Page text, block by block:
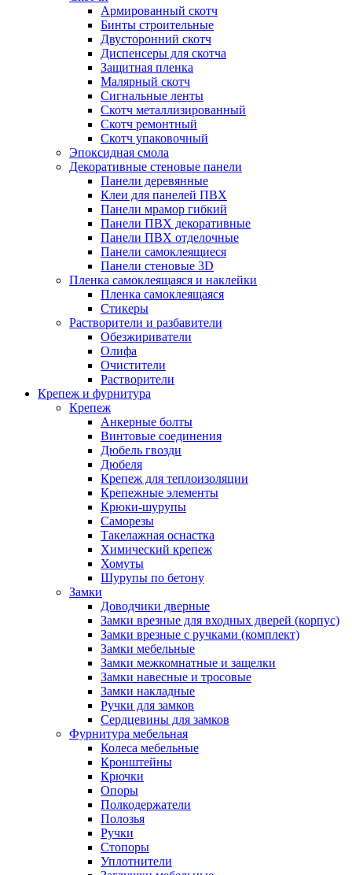
Армированный скотч
Бинты строительные
Двусторонний скотч
Диспенсеры для скотча
Защитная пленка
Малярный скотч
Сигнальные ленты
Скотч металлизированный
Скотч ремонтный
Скотч упаковочный
Эпоксидная смола
Декоративные стеновые панели
Панели деревянные
Клеи для панелей ПВХ
Панели мрамор гибкий
Панели ПВХ декоративные
Панели ПВХ отделочные
Панели самоклеящиеся
Панели стеновые 3D
Пленка самоклеящаяся и наклейки
Пленка самоклеящаяся
Стикеры
Растворители и разбавители
Обезжириватели
Олифа
Очистители
Растворители
Крепеж и фурнитура
Крепеж
Анкерные болты
Винтовые соединения
Дюбель гвозди
Дюбеля
Крепеж для теплоизоляции
Крепежные элементы
Крюки-шурупы
Саморезы
Такелажная оснастка
Химический крепеж
Хомуты
Шурупы по бетону
Замки
Доводчики дверные
Замки врезные для входных дверей (корпус)
Замки врезные с ручками (комплект)
Замки мебельные
Замки межкомнатные и защелки
Замки навесные и тросовые
Замки накладные
Ручки для замков
Сердцевины для замков
Фурнитура мебельная
Колеса мебельные
Кронштейны
Крючки
Опоры
Полкодержатели
Полозья
Ручки
Стопоры
Уплотнители